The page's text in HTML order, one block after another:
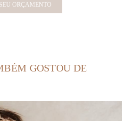
ORÇAMENTO
GOSTOU DE